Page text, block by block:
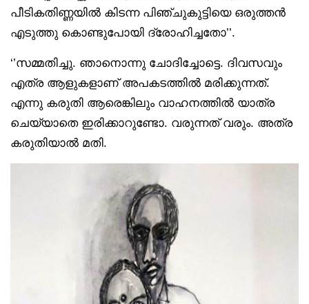
പീടികതിണ്ണയിൽ കിടന്ന പിഞ്ചുകുട്ടിയെ ഒരുത്തൻ
എടുത്തു കൊണ്ടുപോയി ദ്രോഹിച്ചതോ’’.
‘’സമ്മതിച്ചു. ഞാനൊന്നു ചോദിച്ചോട്ടെ. ദിവസവും
എത്ര ആളുകളാണ് അപകടത്തിൽ മരിക്കുന്നത്.
എന്നു കരുതി ആരെങ്കിലും വാഹനത്തിൽ യാത്ര
ചെയ്യാതെ ഇരിക്കാറുണ്ടോ. വരുന്നത് വരും. അത്ര
കരുതിയാൽ മതി.